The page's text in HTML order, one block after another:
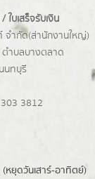
บเสร็จรับเงิน
จำกัด(ส่านักงานใหญ่)
ำบลบางตลาด
นทบุรี
3812
หยุดวันเสาร์-อาทิตย์)